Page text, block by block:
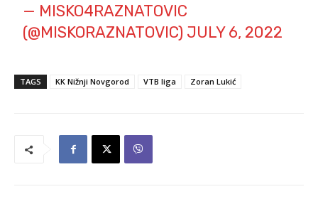
— MISKO4RAZNATOVIC
(@MISKORAZNATOVIC) JULY 6, 2022
TAGS KK Nižnji Novgorod VTB liga Zoran Lukić